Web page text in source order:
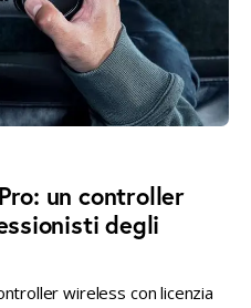
un controller
degli
wireless con licenzia